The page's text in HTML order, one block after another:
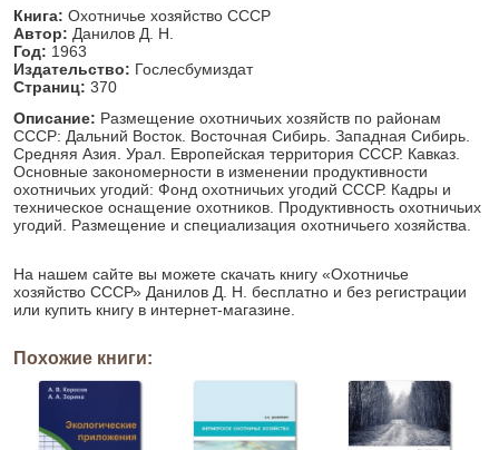
Книга: Охотничье хозяйство СССР
Автор: Данилов Д. Н.
Год: 1963
Издательство: Гослесбумиздат
Страниц: 370
Описание: Размещение охотничьих хозяйств по районам
СССР: Дальний Восток. Восточная Сибирь. Западная Сибирь.
Средняя Азия. Урал. Европейская территория СССР. Кавказ.
Основные закономерности в изменении продуктивности
охотничьих угодий: Фонд охотничьих угодий СССР. Кадры и
техническое оснащение охотников. Продуктивность охотничьих
угодий. Размещение и специализация охотничьего хозяйства.
На нашем сайте вы можете скачать книгу «Охотничье
хозяйство СССР» Данилов Д. Н. бесплатно и без регистрации
или купить книгу в интернет-магазине.
Похожие книги: